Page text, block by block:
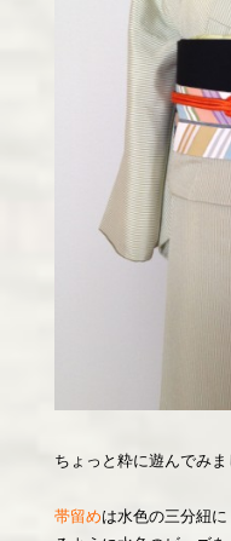
ちょっと粋に遊んでみま
帯留めは水色の三分紐